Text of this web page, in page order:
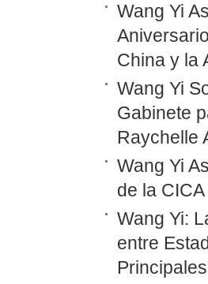
Wang Yi
China y la
Wang Yi
Gabinete
Raychelle
Wang Yi
de la CICA
Wang Yi:
entre